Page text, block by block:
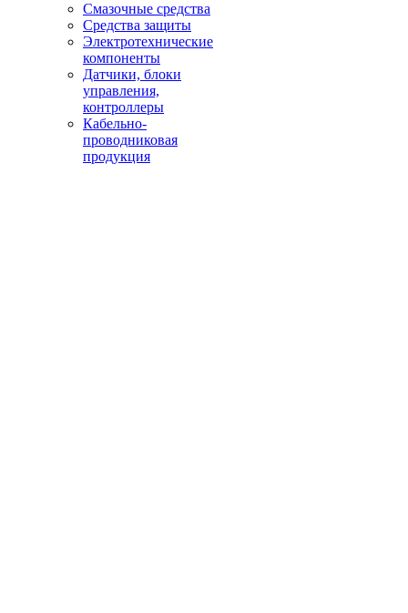
Смазочные средства
Средства защиты
Электротехнические
компоненты
Датчики, блоки
управления,
контроллеры
Кабельно-
проводниковая
продукция